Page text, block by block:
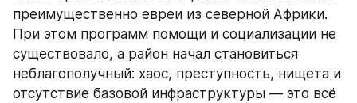
преимущественно евреи из северной Африки.
При этом программ помощи и социализации не
существовало, а район начал становиться
неблагополучный: хаос, преступность, нищета и
отсутствие базовой инфраструктуры — это всё